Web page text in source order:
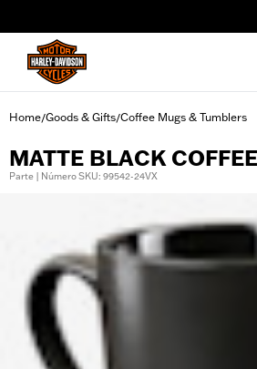
Home/Goods & Gifts/Coffee Mugs & Tumblers
MATTE BLACK
Parte | Número SKU: 99542-24VX